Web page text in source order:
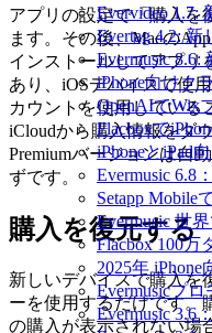
Evervideo 1.7:
Evertag 4.2:
Evermusic
iPhone向けク
OpenAIでWix
Flacboxで
iPhoneとiPad
Evermusic 6.8
Setapp Mobile
Evermusic 世
Flacbox 100万
2025年
Evermusicプ
Evermusic 3.6
アプリの設定で「購入を
ます。その後、Macの
インストールしてアプリ
あり、iOSデバイスで使
カウントを使用している
iCloudから購入情報をダ
Premiumバージョンは自
ずです。
購入を復元する
新しいデバイスで購入を
ーを使用するだけです。
の購入が表示されない場